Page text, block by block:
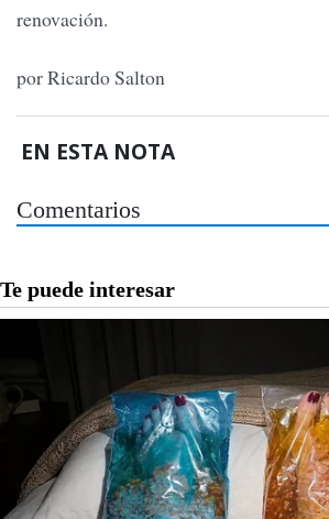
renovación.
por Ricardo Salton
EN ESTA NOTA
Comentarios